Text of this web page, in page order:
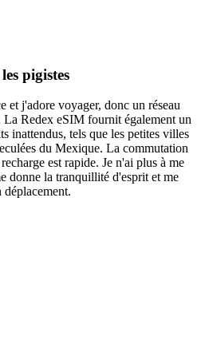
pigistes
et j'adore voyager, donc un réseau
La Redex eSIM fournit également un
inattendus, tels que les petites villes
du Mexique. La commutation
est rapide. Je n'ai plus à me
donne la tranquillité d'esprit et me